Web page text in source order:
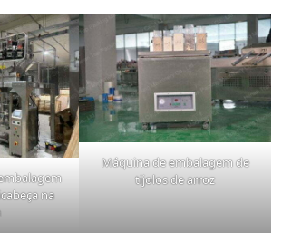
na
Máquina de embalagem de
tijolos de arroz